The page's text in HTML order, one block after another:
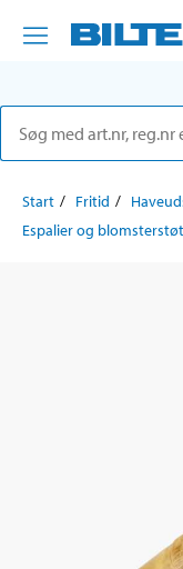
Start Fritid
Espalier og